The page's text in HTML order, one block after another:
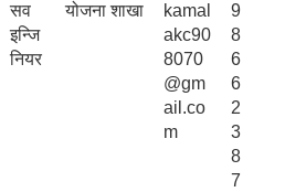
सव
इन्जि
नियर
योजना शाखा
kamal
akc90
8070
@gm
ail.co
m
9
8
6
6
2
3
8
7